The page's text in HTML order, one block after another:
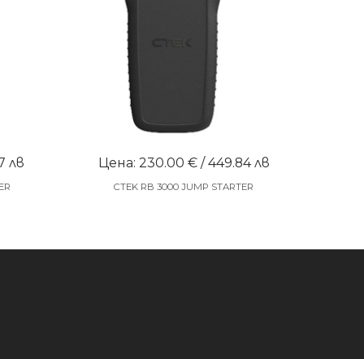
лв Цена: 230.00 € / 449.84 лв
CTEK RB 3000 JUMP STARTER